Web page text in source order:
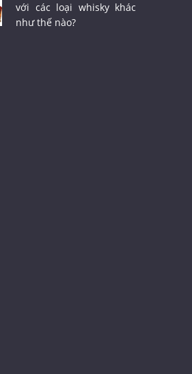
với các loại whisky khác
như thế nào?